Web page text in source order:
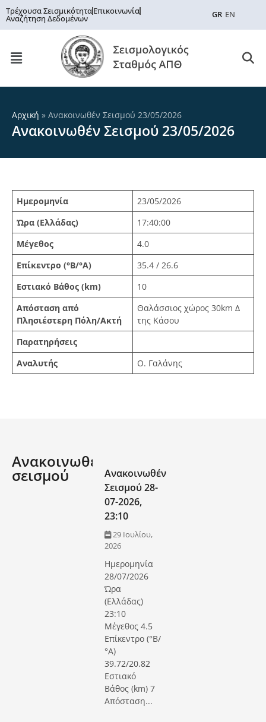
Τρέχουσα ΣεισμικότηταΕπικοινωνία
Αναζήτηση Δεδομένων GR EN
Αρχική » Ανακοινωθέν Σεισμού 23/05/2026
Ανακοινωθέν Σεισμού 23/05/2026
Ημερομηνία
23/05/2026
Ώρα (Ελλάδας)
17:40:00
Μέγεθος
4.0
Επίκεντρο (°Β/°Α)
35.4 / 26.6
Εστιακό Βάθος (km)
10
Απόσταση από
Πλησιέστερη Πόλη/Ακτή
Θαλάσσιος χώρος 30km Δ
της Κάσου
Παρατηρήσεις
Aναλυτής
Ο. Γαλάνης
Ανακοινωθέν
σεισμού
Ανακοινωθέν
Σεισμού 28-
07-2026,
23:10
29 Ιουλίου,
2026
Ημερομηνία
28/07/2026
Ώρα
(Ελλάδας)
23:10
Μέγεθος 4.5
Επίκεντρο (°Β/
°Α)
39.72/20.82
Εστιακό
Βάθος (km) 7
Απόσταση...